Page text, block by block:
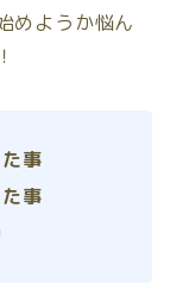
めようか悩ん
事
事